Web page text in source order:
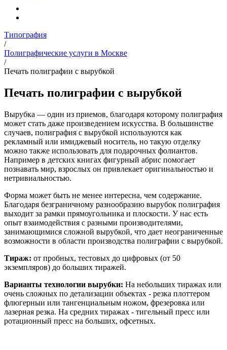
Типография
/
Полиграфические услуги в Москве
/
Печать полиграфии с вырубкой
Печать полиграфии с вырубкой
Вырубка — один из приемов, благодаря которому полиграфия
может стать даже произведением искусства. В большинстве
случаев, полиграфия с вырубкой используются как
рекламный или имиджевый носитель, но такую отделку
можно также использовать для подарочных фолиантов.
Например в детских книгах фигурный абрис помогает
познавать мир, взрослых он привлекает оригинальностью и
нетривиальностью.
Форма может быть не менее интересна, чем содержание.
Благодаря безграничному разнообразию вырубок полиграфия
выходит за рамки прямоугольника и плоскости. У нас есть
опыт взаимодействия с разными производителями,
занимающимися сложной вырубкой, что дает неограниченные
возможности в области производства полиграфии с вырубкой.
Тираж: от пробных, тестовых до цифровых (от 50
экземпляров) до больших тиражей.
Варианты технологии вырубки: На небольших тиражах или
очень сложных по детализации объектах - резка плоттером
флюгерныи или тангенциальным ножом, фрезеровка или
лазерная резка. На средних тиражах - тигельный пресс или
ротационный пресс на больших, офсетных.